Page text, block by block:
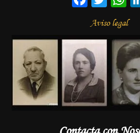
Aviso legal